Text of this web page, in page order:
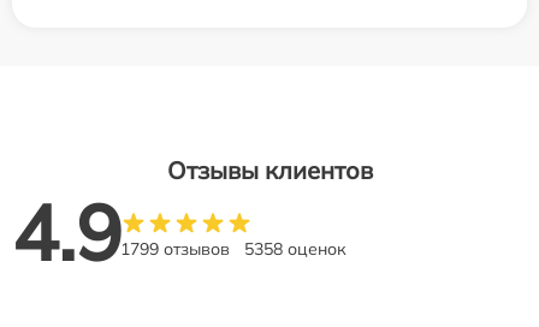
Отзывы клиентов
4.91799 отзывов 5358 оценок